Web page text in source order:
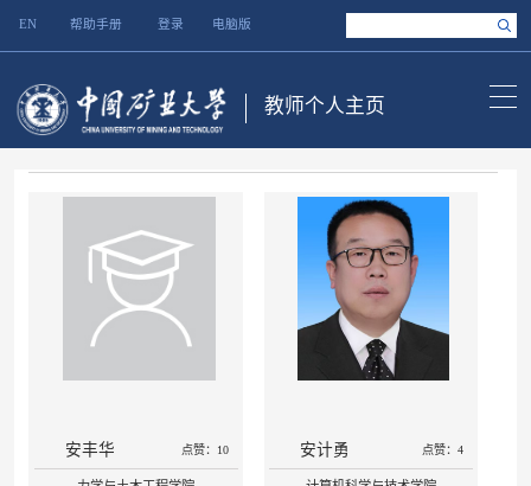
EN 帮助手册 登录 电脑版
教师个人主页
安丰华 点赞：10 安计勇 点赞：4